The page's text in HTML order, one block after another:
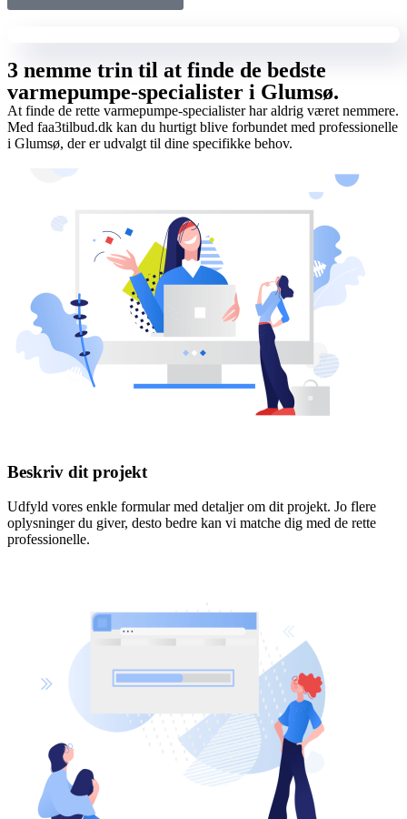
3 nemme trin til at finde de bedste
varmepumpe-specialister i Glumsø.
At finde de rette varmepumpe-specialister har aldrig været nemmere.
Med faa3tilbud.dk kan du hurtigt blive forbundet med professionelle
i Glumsø, der er udvalgt til dine specifikke behov.
Beskriv dit projekt
Udfyld vores enkle formular med detaljer om dit projekt. Jo flere
oplysninger du giver, desto bedre kan vi matche dig med de rette
professionelle.